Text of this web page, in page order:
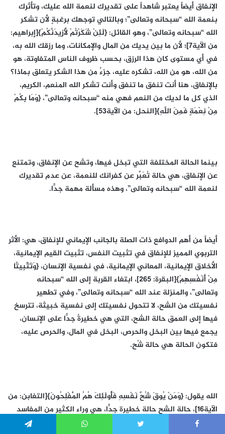
الإنفاق أيضاً يعتبر شاهداً على تقديرك لنعمة الله عليك، وتأثرك
بنعمة الله “سبحانه وتعالى”؛ وبالتالي توجهك برغبةٍ لأن تشكر
الله “سبحانه وتعالى”، وهو القائل: {لَئِنْ شَكَرْتُمْ لَأَزِيدَنَّكُمْ}[إبراهيم:
من الآية7]؛ لأن ما بين يديك من المال والإمكانات، وما رزقك الله به،
في أي مستوى كان هذا الرزق، بحسب ظروف الناس المتفاوتة، هو
من الله، هو من الله، تشكره عليه، جزءٌ من هذا الشكر يتعلق بماذا؟
بالإنفاق، هنا أنت تنفق ما تنفق وأنت تشكر الله المنعم، الكريم،
الذي كل ما لديك من النعم فهي منه “سبحانه وتعالى”، {وَمَا بِكُمْ
مِنْ نِعْمَةٍ فَمِنَ اللَّهِ}[النحل: من الآية53].
بينما الحالة المختلفة التي تبخل فيها، وتشح عن الإنفاق، وتمتنع
عن الإنفاق، هي حالة تُعَبِّر عن كفرانك للنعمة، عن عدم تقديرك
لنعمة الله “سبحانه وتعالى”، وهذه مسألة مهمة جدًّا.
أيضاً من أهم الدوافع ذات الصلة بالجانب الإيماني للإنفاق، هي: الأثر
التربوي المميز للإنفاق في تثبيت النفس، تثبيت القيم الإيمانية،
الأخلاق الإيمانية، المعاني الإيمانية، في نفسية الإنسان، {وَتَثْبِيتًا
مِنْ أَنْفُسِهِمْ}[البقرة: 265]، ابتغاء القربة إلى الله “سبحانه
وتعالى”، والمنزلة عند الله “سبحانه وتعالى”، وفي تطهير
نفسيتك من الشح، لا تتحول نفسيتك إلى نفسية خبيثة، تترسخ
فيها إلى العمق حالة الشح، التي هي خطيرةٌ جدًّا على الإنسان،
يجمع فيها بين البخل والحرص، البخل في المال، والحرص عليه،
فتكون الحالة هي حالة شُح.
الله يقول: {وَمَنْ يُوقَ شُحَّ نَفْسِهِ فَأُولَئِكَ هُمُ الْمُفْلِحُونَ}[التغابن: من
الآية16]، حالة الشح حالة خطيرة جدًّا، هي وراء الكثير من المفاسد
والجرائم التي يصل إليها الإنسان نتيجة أطماعه الشديدة، أطماعه